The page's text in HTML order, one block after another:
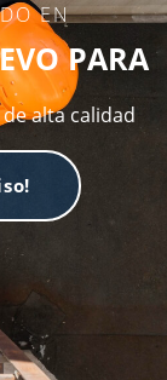
EN
PARA
alta calidad